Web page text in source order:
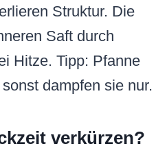
Struktur. Die
Saft durch
Hitze. Tipp: Pfanne
dampfen sie nur.
verkürzen?